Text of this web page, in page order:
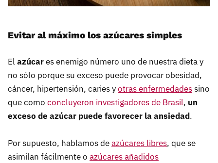
Evitar al máximo los azúcares simples
El azúcares enemigo número uno de nuestra dieta y
no sólo porque su exceso puede provocar obesidad,
cáncer, hipertensión, caries yotras enfermedadessino
que como concluyeron investigadores de Brasil, un
exceso de azúcar puede favorecer la ansiedad.
Por supuesto, hablamos deazúcares libres, que se
asimilan fácilmente o azúcares añadidos